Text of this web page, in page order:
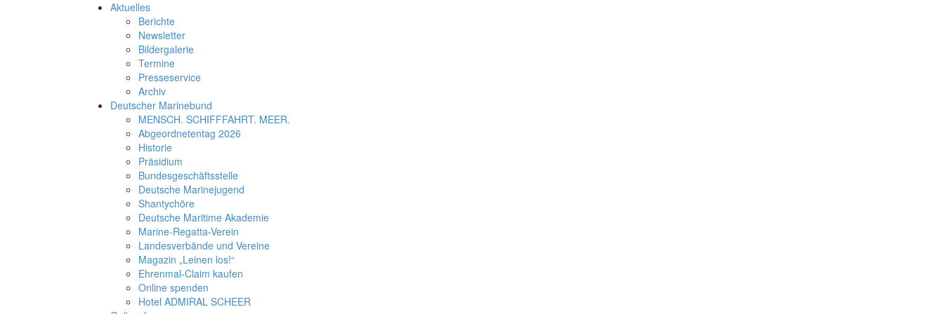
Aktuelles
Berichte
Newsletter
Bildergalerie
Termine
Presseservice
Archiv
Deutscher Marinebund
MENSCH. SCHIFFFAHRT. MEER.
Abgeordnetentag 2026
Historie
Präsidium
Bundesgeschäftsstelle
Deutsche Marinejugend
Shantychöre
Deutsche Maritime Akademie
Marine-Regatta-Verein
Landesverbände und Vereine
Magazin „Leinen los!“
Ehrenmal-Claim kaufen
Online spenden
Hotel ADMIRAL SCHEER